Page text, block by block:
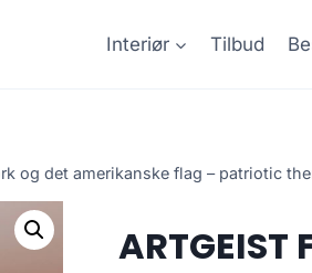
Interiør Tilbud
og det amerikanske flag – patriotic